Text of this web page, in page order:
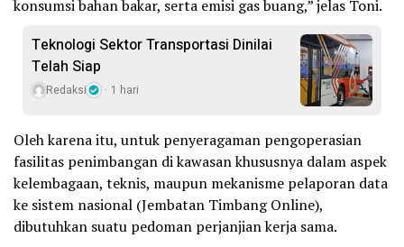
konsumsi bahan bakar, serta emisi gas buang,” jelas Toni.
Teknologi Sektor Transportasi Dinilai
Telah Siap
Redaksi 1 hari
Oleh karena itu, untuk penyeragaman pengoperasian
fasilitas penimbangan di kawasan khususnya dalam aspek
kelembagaan, teknis, maupun mekanisme pelaporan data
ke sistem nasional (Jembatan Timbang Online),
dibutuhkan suatu pedoman perjanjian kerja sama.